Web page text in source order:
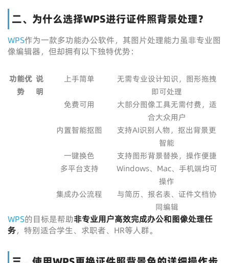
二、为什么选择WPS进行证件照背景处理？
WPS作为一款多功能办公软件，其图片处理能力虽非专业图
像编辑器，但却拥有以下独特优势：
功能优
势
说
明
上手简单
无需专业设计知识，图形拖拽
即可处理
免费可用
大部分图像工具无需付费，适
合大众用户
内置智能抠图
支持AI识别人物，抠出背景更
智能
一键换色
支持图形背景替换，操作便捷
多平台支持
Windows、Mac、手机端均可
操作
集成办公流程
与简历、报名表、证件文档协
同编辑
WPS的目标是帮助非专业用户高效完成办公和图像处理任
务，特别适合学生、求职者、HR等人群。